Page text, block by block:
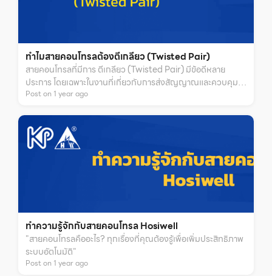
ทำไมสายคอนโทรลต้องตีเกลียว (Twisted Pair)
สายคอนโทรลที่มีการ ตีเกลียว (Twisted Pair) มีข้อดีหลาย
ประการ โดยเฉพาะในงานที่เกี่ยวกับการส่งสัญญาณและควบคุมใน
อุตสาหกรรม ต่อไปนี้คือเหตุผลหลักที่สายคอนโทรลตีเกลียวช่วยใน
Post on 1 yearago
ทำความรู้จักกับสายคอนโทรล Hosiwell
"สายคอนโทรลคืออะไร? ทุกเรื่องที่คุณต้องรู้เพื่อเพิ่มประสิทธิภาพ
ระบบอัตโนมัติ"
Post on 1 yearago